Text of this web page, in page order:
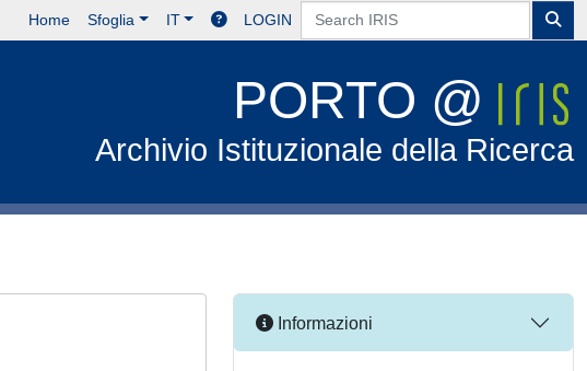
Home Sfoglia IT LOGIN
PORTO @
Archivio Istituzionale della Ricerca
Informazioni